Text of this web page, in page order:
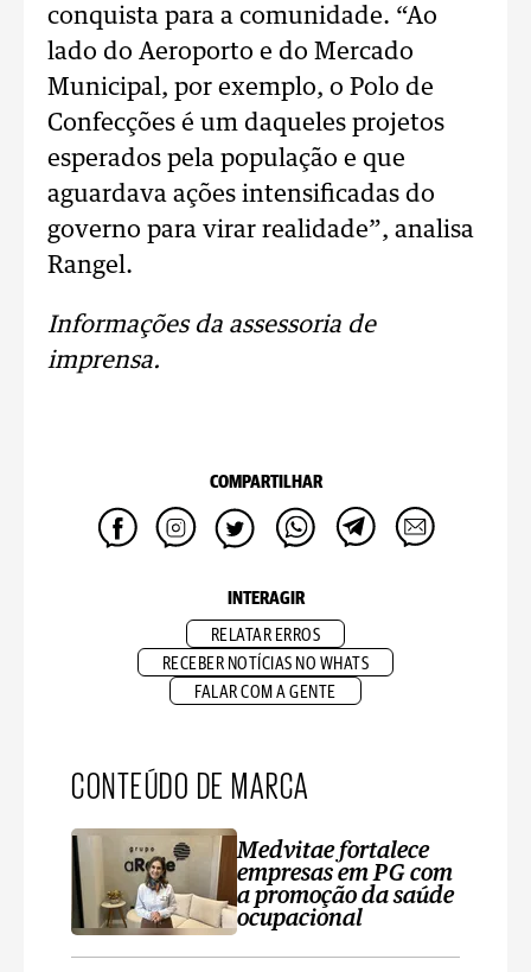
conquista para a comunidade. “Ao
lado do Aeroporto e do Mercado
Municipal, por exemplo, o Polo de
Confecções é um daqueles projetos
esperados pela população e que
aguardava ações intensificadas do
governo para virar realidade”, analisa
Rangel.
Informações da assessoria de
imprensa.
COMPARTILHAR
INTERAGIR
RELATAR ERROS
RECEBER NOTÍCIAS NO WHATS
FALAR COM A GENTE
CONTEÚDO DE MARCA
Medvitae fortalece
empresas em PG com
a promoção da saúde
ocupacional